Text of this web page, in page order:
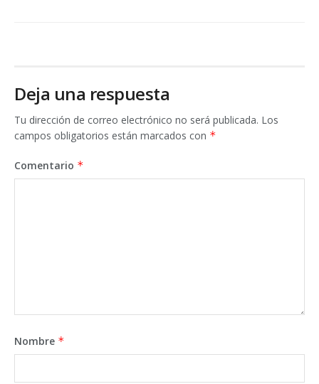
Deja una respuesta
Tu dirección de correo electrónico no será publicada. Los
campos obligatorios están marcados con *
Comentario *
Nombre *